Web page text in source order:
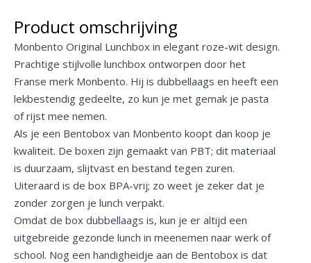
Product omschrijving
Monbento Original Lunchbox in elegant roze-wit design.
Prachtige stijlvolle lunchbox ontworpen door het
Franse merk Monbento. Hij is dubbellaags en heeft een
lekbestendig gedeelte, zo kun je met gemak je pasta
of rijst mee nemen.
Als je een Bentobox van Monbento koopt dan koop je
kwaliteit. De boxen zijn gemaakt van PBT; dit materiaal
is duurzaam, slijtvast en bestand tegen zuren.
Uiteraard is de box BPA-vrij; zo weet je zeker dat je
zonder zorgen je lunch verpakt.
Omdat de box dubbellaags is, kun je er altijd een
uitgebreide gezonde lunch in meenemen naar werk of
school. Nog een handigheidje aan de Bentobox is dat